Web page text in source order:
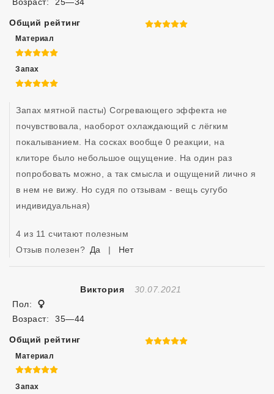
Общий рейтинг 5 из 5
Материал
5 из 5
Запах
5 из 5
Запах мятной пасты) Согревающего эффекта не
почувствовала, наоборот охлаждающий с лёгким
покалыванием. На сосках вообще 0 реакции, на
клиторе было небольшое ощущение. На один раз
попробовать можно, а так смысла и ощущений лично я
в нем не вижу. Но судя по отзывам - вещь сугубо
индивидуальная)
4 из 11 считают полезным
Отзыв полезен? Да | Нет
Виктория Отзыв Создан
30.07.2021
Пол:
Возраст:
35—44
Общий рейтинг 5 из 5
Материал
5 из 5
Запах